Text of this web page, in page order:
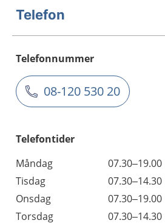
Telefon
Telefonnummer
08-120 530 20
Telefontider
Måndag
07.30–19.00
Tisdag
07.30–14.30
Onsdag
07.30–19.00
Torsdag
07.30–14.30